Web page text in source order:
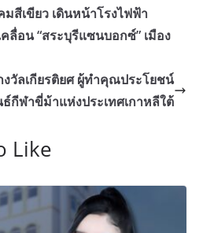
มสีเขียว เดินหน้าโรงไฟฟ้า
ลื่อน “สระบุรีแซนบอกซ์” เมือง
งวัลเกียรติยศ ผู้ทำคุณประโยชน์
กีฬาขี่ม้าแห่งประเทศเกาหลีใต้
Like